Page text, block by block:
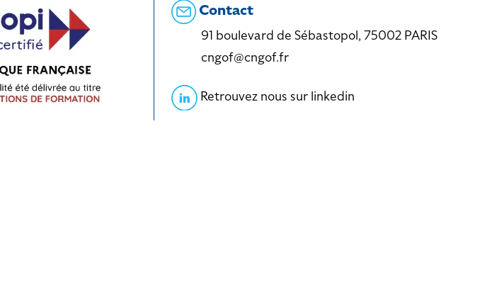
Contact
91 boulevard de Sébastopol, 75002 PARIS
cngof@cngof.fr
Retrouvez nous sur linkedin